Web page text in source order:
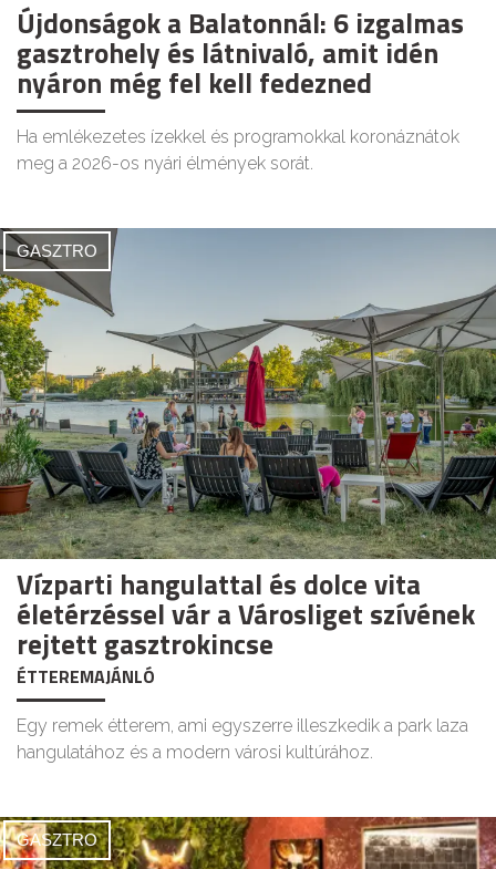
Újdonságok a Balatonnál: 6 izgalmas
gasztrohely és látnivaló, amit idén
nyáron még fel kell fedezned
Ha emlékezetes ízekkel és programokkal koronáznátok
meg a 2026-os nyári élmények sorát.
GASZTRO
Vízparti hangulattal és dolce vita
életérzéssel vár a Városliget szívének
rejtett gasztrokincse
ÉTTEREMAJÁNLÓ
Egy remek étterem, ami egyszerre illeszkedik a park laza
hangulatához és a modern városi kultúrához.
GASZTRO